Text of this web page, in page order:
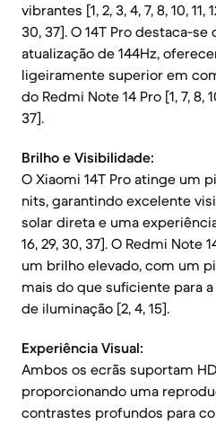
vibrantes [1, 2, 3, 4, 7, 8, 10, 11,
30, 37]. O 14T Pro destaca-
atualização de 144Hz,
ligeiramente superior em
do Redmi Note 14 Pro [1, 7, 8,
37].
Brilho e Visibilidade:
O Xiaomi 14T Pro atinge um
nits, garantindo excelente
solar direta e uma
16, 29, 30, 37]. O Redmi Note
um brilho elevado, com um
mais do que suficiente para
de iluminação [2, 4, 15].
Experiência Visual:
Ambos os ecrãs suportam
proporcionando uma
contrastes profundos para